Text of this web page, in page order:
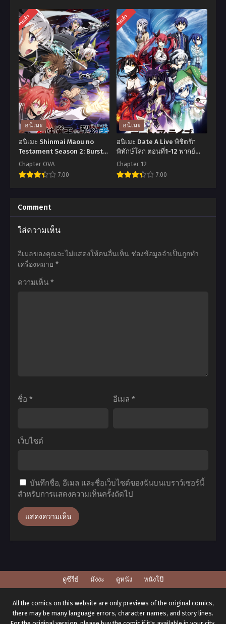
อ
นิ
เมะ
DanMachi
Season
2
มัน
ผิ
ดรึ
ไง
ถ้า
ใจ
อยาก
พบ
รัก
ใน
เจี้ยน
2
อ
นิ
เมะ
Isekai
Cheat
Magician
ผ่า
มิติ
แหก
กฎ
มน
ตรา
ตอน
ซับ
จบแล้ว
อนิเมะ
อนิเมะ Shinmai Maou no
Testament Season 2: Burst
น้องสาวมือใหม่ของผมเป็นจอม
มาร ภาค 2 ตอนที่1-10 ซับไทย
Chapter OVA
7.00
นิ
เมะ
Shinmai
no
Season
ผม
มาร
ตอน
ที่1-
10
ซับ
จบแล้ว
อนิเมะ
อนิเมะ Date A Live พิชิตรัก
พิทักษ์โลก ตอนที่1-12 พากย์
ไทย+ซับไทย
Chapter 12
7.00
เมะ
A
ไทย
Comment
ใส่ความเห็น
อีเมลของคุณจะไม่แสดงให้คนอื่นเห็น ช่องข้อมูลจำเป็นถูกทำ
เครื่องหมาย *
ความเห็น *
ชื่อ * อีเมล *
เว็บไซต์
บันทึกชื่อ, อีเมล และชื่อเว็บไซต์ของฉันบนเบราว์เซอร์นี้
สำหรับการแสดงความเห็นครั้งถัดไป
ดูซีรี่ย์ มังงะ ดูหนัง หนังโป๊
All the comics on this website are only previews of the original comics,
there may be many language errors, character names, and story lines.